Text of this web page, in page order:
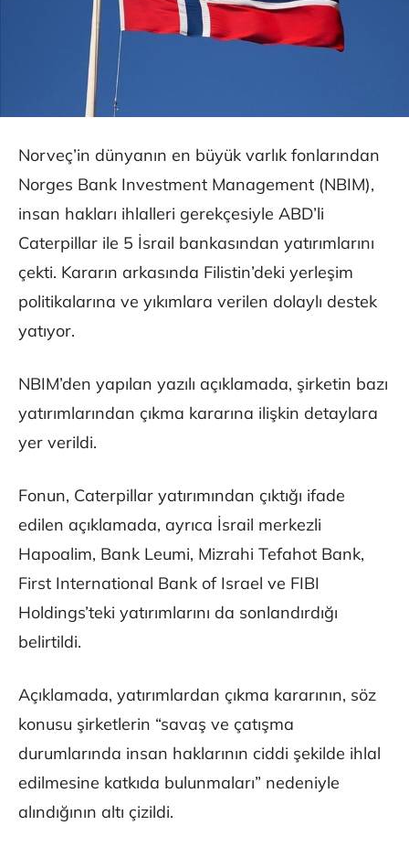
Norveç’in dünyanın en büyük varlık fonlarından
Norges Bank Investment Management (NBIM),
insan hakları ihlalleri gerekçesiyle ABD’li
Caterpillar ile 5 İsrail bankasından yatırımlarını
çekti. Kararın arkasında Filistin’deki yerleşim
politikalarına ve yıkımlara verilen dolaylı destek
yatıyor.
NBIM’den yapılan yazılı açıklamada, şirketin bazı
yatırımlarından çıkma kararına ilişkin detaylara
yer verildi.
Fonun, Caterpillar yatırımından çıktığı ifade
edilen açıklamada, ayrıca İsrail merkezli
Hapoalim, Bank Leumi, Mizrahi Tefahot Bank,
First International Bank of Israel ve FIBI
Holdings’teki yatırımlarını da sonlandırdığı
belirtildi.
Açıklamada, yatırımlardan çıkma kararının, söz
konusu şirketlerin “savaş ve çatışma
durumlarında insan haklarının ciddi şekilde ihlal
edilmesine katkıda bulunmaları” nedeniyle
alındığının altı çizildi.